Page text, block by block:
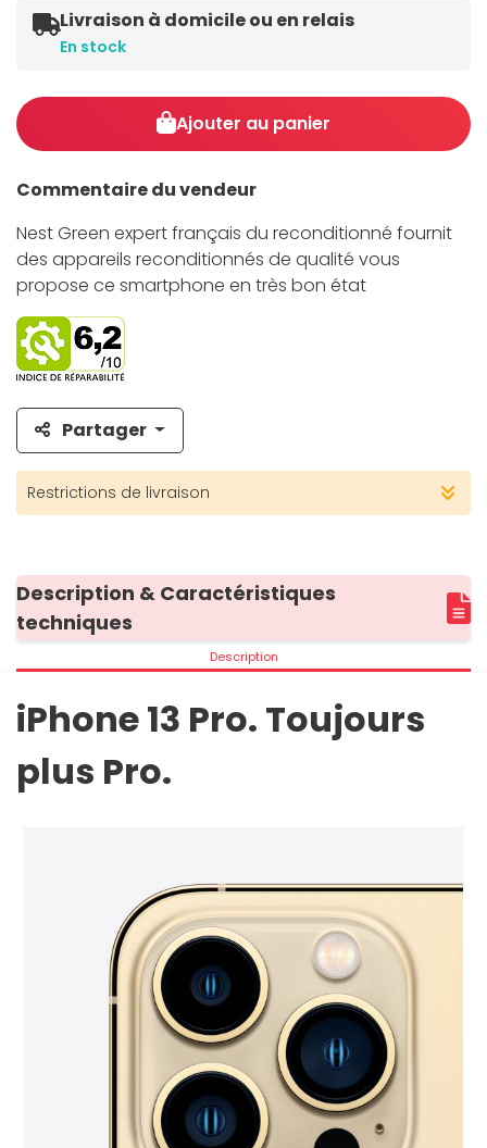
Livraison à domicile ou en relais
En stock
Ajouter au panier
Commentaire du vendeur
Nest Green expert français du reconditionné fournit
des appareils reconditionnés de qualité vous
propose ce smartphone en très bon état
Partager
Restrictions de livraison
Description & Caractéristiques
techniques
Description
iPhone 13 Pro. Toujours
plus Pro.